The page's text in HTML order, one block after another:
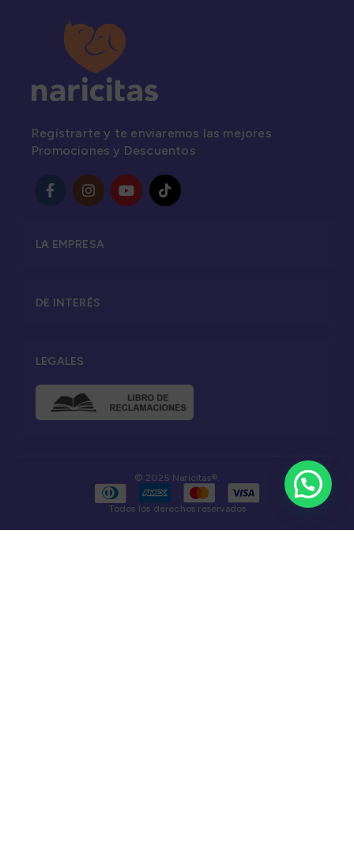
Regístrarte y te enviaremos las mejores
Promociones y Descuentos
LA EMPRESA
DE INTERÉS
LEGALES
© 2025 Naricitas®.
Todos los derechos reservados